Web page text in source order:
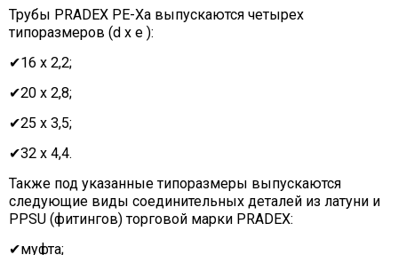
Трубы PRADEX PE-Xa выпускаются четырех
типоразмеров (d x e ):
✔16 х 2,2;
✔20 х 2,8;
✔25 х 3,5;
✔32 х 4,4.
Также под указанные типоразмеры выпускаются
следующие виды соединительных деталей из латуни и
PPSU (фитингов) торговой марки PRADEX:
✔муфта;